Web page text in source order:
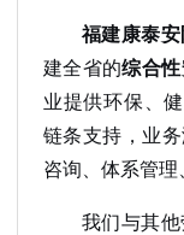
福建康泰
建全省的综合
业提供环保、
链条支持，业
咨询、体系管理
我们与其